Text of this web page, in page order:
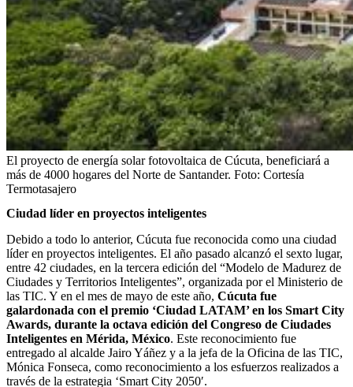
El proyecto de energía solar fotovoltaica de Cúcuta, beneficiará a
más de 4000 hogares del Norte de Santander. Foto: Cortesía
Termotasajero
Ciudad líder en proyectos inteligentes
Debido a todo lo anterior, Cúcuta fue reconocida como una ciudad
líder en proyectos inteligentes. El año pasado alcanzó el sexto lugar,
entre 42 ciudades, en la tercera edición del “Modelo de Madurez de
Ciudades y Territorios Inteligentes”, organizada por el Ministerio de
las TIC. Y en el mes de mayo de este año, Cúcuta fue
galardonada con el premio ‘Ciudad LATAM’ en los Smart City
Awards, durante la octava edición del Congreso de Ciudades
Inteligentes en Mérida, México. Este reconocimiento fue
entregado al alcalde Jairo Yáñez y a la jefa de la Oficina de las TIC,
Mónica Fonseca, como reconocimiento a los esfuerzos realizados a
través de la estrategia ‘Smart City 2050′.